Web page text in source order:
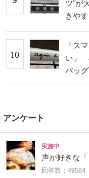
ツ”が
きや
10
「ス
い」
バッ
旅行
アンケート
実施中
声が好きな
回答数：49584